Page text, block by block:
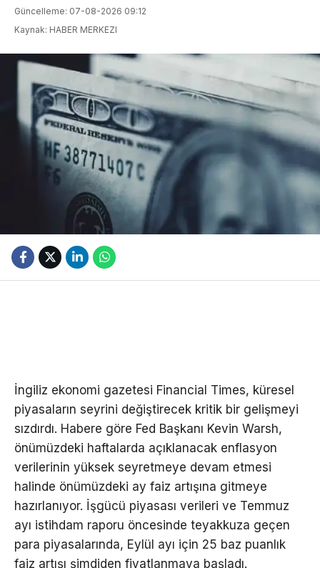
Güncelleme: 07-08-2026 09:12
Kaynak: HABER MERKEZI
İngiliz ekonomi gazetesi Financial Times, küresel
piyasaların seyrini değiştirecek kritik bir gelişmeyi
sızdırdı. Habere göre Fed Başkanı Kevin Warsh,
önümüzdeki haftalarda açıklanacak enflasyon
verilerinin yüksek seyretmeye devam etmesi
halinde önümüzdeki ay faiz artışına gitmeye
hazırlanıyor. İşgücü piyasası verileri ve Temmuz
ayı istihdam raporu öncesinde teyakkuza geçen
para piyasalarında, Eylül ayı için 25 baz puanlık
faiz artışı şimdiden fiyatlanmaya başladı.